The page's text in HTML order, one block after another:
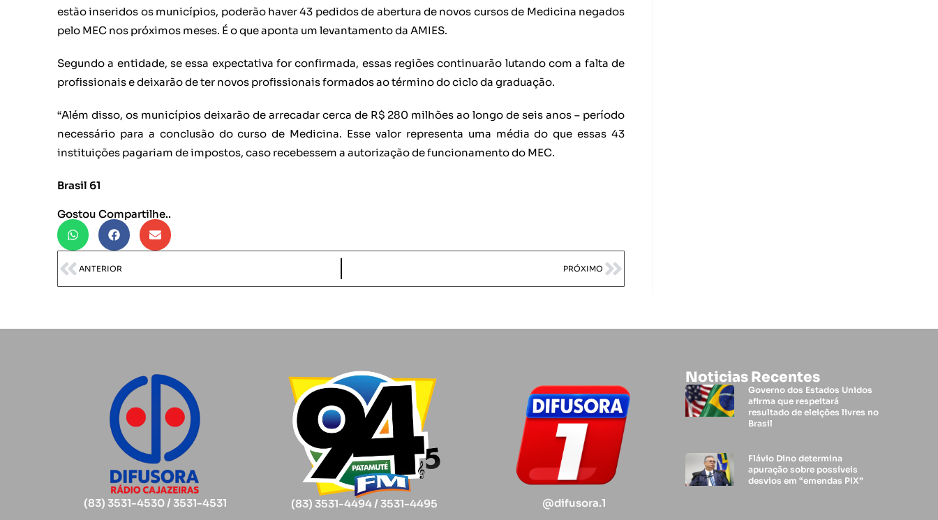
estão inseridos os municípios, poderão haver 43 pedidos de abertura de novos cursos de Medicina negados
pelo MEC nos próximos meses. É o que aponta um levantamento da AMIES.
​Segundo a entidade, se essa expectativa for confirmada, essas regiões continuarão lutando com a falta de
profissionais e deixarão de ter novos profissionais formados ao término do ciclo da graduação.
“​Além disso, os municípios deixarão de arrecadar cerca de R$ 280 milhões ao longo de seis anos – período
necessário para a conclusão do curso de Medicina. Esse valor representa uma média do que essas 43
instituições pagariam de impostos, caso recebessem a autorização de funcionamento do MEC.
Brasil 61
Gostou Compartilhe..
ANTERIOR PRÓXIMO
(83) 3531-4530 / 3531-4531 (83) 3531-4494 / 3531-4495 @difusora.1
Noticias Recentes
Governo dos Estados Unidos
afirma que respeitará
resultado de eleições livres no
Brasil
Flávio Dino determina
apuração sobre possíveis
desvios em “emendas PIX”